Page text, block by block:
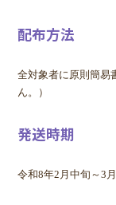
配布方法
全対象者に原則簡易
ん。）
発送時期
令和8年2月中旬～3